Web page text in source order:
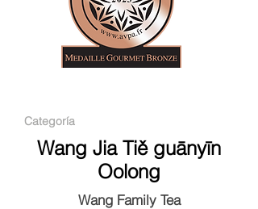
Categoría
Wang Jia Tiě guānyīn
Oolong
Wang Family Tea